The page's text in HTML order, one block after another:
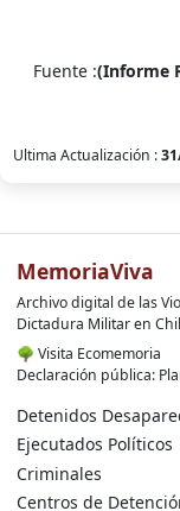
Fuente :(Informe
Ultima Actualización :
MemoriaViva
Archivo digital de las
Dictadura Militar en
🌳 Visita Ecomemoria
Declaración pública:
Detenidos
Ejecutados Políticos
Criminales
Centros de